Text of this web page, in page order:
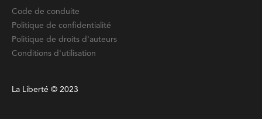
Code de conduite
Politique de confidentialité
Politique de droits d'auteurs
Conditions d'utilisation
La Liberté © 2023